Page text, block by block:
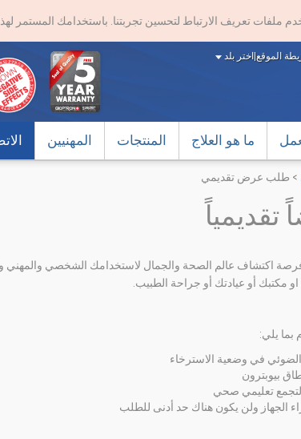
ملفات تعريف الارتباط لتحسين تجربتنا. باستخدامك المستمر
|الموقع اختر بلد
ما هو العلاج المنتجات المهنيين
> طلب عرض تقديمي
اكتشاف عالم الصحة والجمال لاستخدامك الشخصي والمهني
مكتبك أو عيادتك أو جراحة الطبيب.
بما يلي:
الضوئي في وضعية الاسترخاء
بيوبترون
تعليمي صحي
الجهاز ولن يكون هناك حد أدنى للطلب